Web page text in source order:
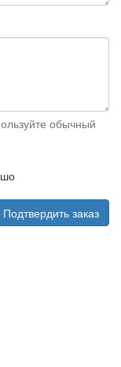
обычный
Подтвердить заказ